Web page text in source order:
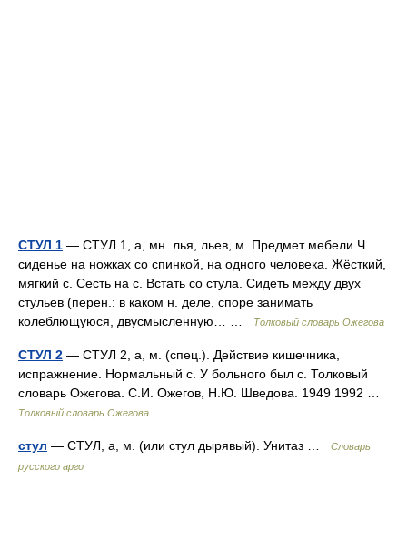
СТУЛ 1 — СТУЛ 1, а, мн. лья, льев, м. Предмет мебели Ч
сиденье на ножках со спинкой, на одного человека. Жёсткий,
мягкий с. Сесть на с. Встать со стула. Сидеть между двух
стульев (перен.: в каком н. деле, споре занимать
колеблющуюся, двусмысленную… …
Толковый словарь Ожегова
СТУЛ 2 — СТУЛ 2, а, м. (спец.). Действие кишечника,
испражнение. Нормальный с. У больного был с. Толковый
словарь Ожегова. С.И. Ожегов, Н.Ю. Шведова. 1949 1992 …
Толковый словарь Ожегова
стул — СТУЛ, а, м. (или стул дырявый). Унитаз …
Словарь
русского арго